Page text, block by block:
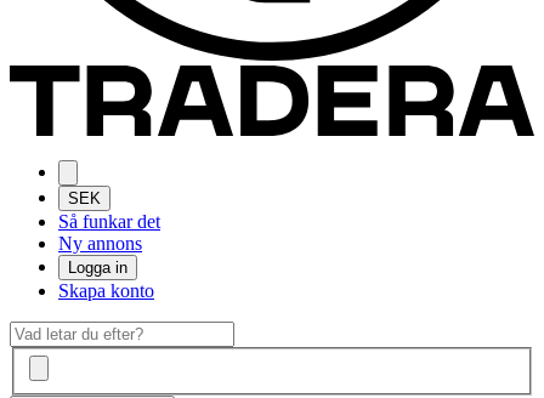
SEK
Så funkar det
Ny annons
Logga in
Skapa konto